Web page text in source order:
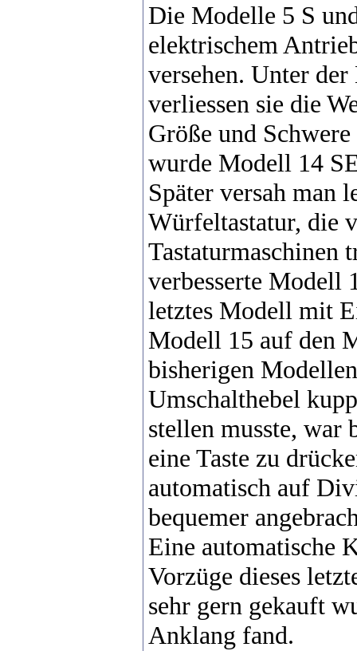
Die Modelle 5 S
elektrischem
versehen. Unter
verliessen sie die
Größe und
wurde Modell 14
Später versah man
Würfeltastatur, die
Tastaturmaschinen
verbesserte Modell
letztes Modell mit
Modell 15 auf den
bisherigen
Umschalthebel
stellen musste, war
eine Taste zu
automatisch auf
bequemer
Eine automatische
Vorzüge dieses
sehr gern gekauft
Anklang fand.